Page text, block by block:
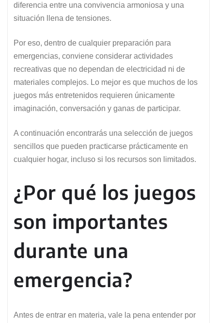
diferencia entre una convivencia armoniosa y una
situación llena de tensiones.
Por eso, dentro de cualquier preparación para
emergencias, conviene considerar actividades
recreativas que no dependan de electricidad ni de
materiales complejos. Lo mejor es que muchos de los
juegos más entretenidos requieren únicamente
imaginación, conversación y ganas de participar.
A continuación encontrarás una selección de juegos
sencillos que pueden practicarse prácticamente en
cualquier hogar, incluso si los recursos son limitados.
¿Por qué los juegos
son importantes
durante una
emergencia?
Antes de entrar en materia, vale la pena entender por